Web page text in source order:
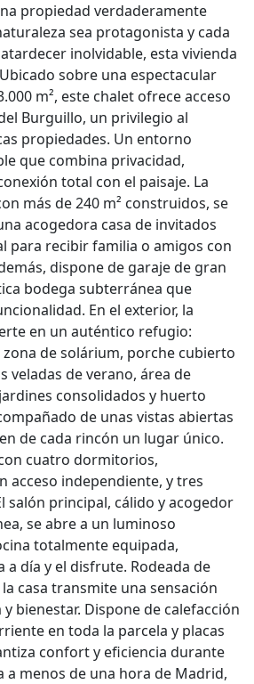
propiedad verdaderamente
sea protagonista y cada
inolvidable, esta vivienda
sobre una espectacular
m², este chalet ofrece acceso
Burguillo, un privilegio al
propiedades. Un entorno
que combina privacidad,
total con el paisaje. La
más de 240 m² construidos, se
acogedora casa de invitados
para recibir familia o amigos con
dispone de garaje de gran
bodega subterránea que
En el exterior, la
en un auténtico refugio:
de solárium, porche cubierto
veladas de verano, área de
consolidados y huerto
de unas vistas abiertas
de cada rincón un lugar único.
cuatro dormitorios,
acceso independiente, y tres
salón principal, cálido y acogedor
se abre a un luminoso
totalmente equipada,
a día y el disfrute. Rodeada de
casa transmite una sensación
bienestar. Dispone de calefacción
en toda la parcela y placas
confort y eficiencia durante
a menos de una hora de Madrid,